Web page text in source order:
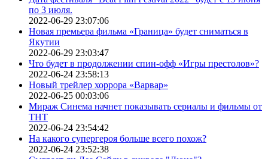
по 3 июля.
2022-06-29 23:07:06
Новая премьера фильма «Граница» будет сниматься в
Якутии
2022-06-29 23:03:47
Что будет в продолжении спин-офф «Игры престолов»?
2022-06-24 23:58:13
Новый трейлер хоррора «Варвар»
2022-06-25 00:03:06
Мираж Синема начнет показывать сериалы и фильмы от
ТНТ
2022-06-24 23:54:42
На какого супергероя больше всего похож?
2022-06-24 23:52:38